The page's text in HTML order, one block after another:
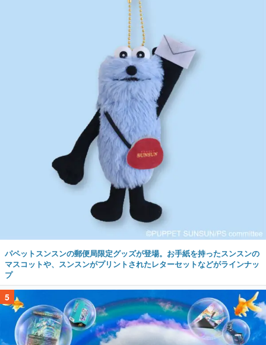
パペットスンスンの郵便局限定グッズが登場。お手紙を持ったスンスンの
マスコットや、スンスンがプリントされたレターセットなどがラインナッ
プ
5